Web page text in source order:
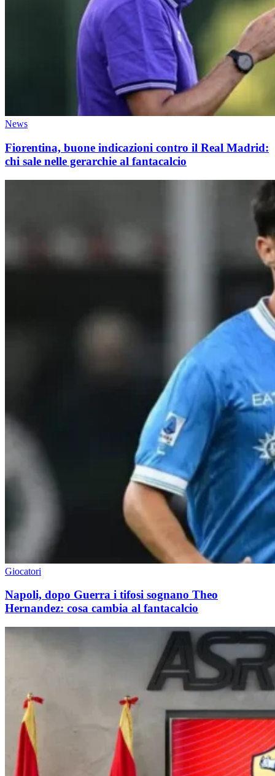
News
Fiorentina, buone indicazioni contro il Real Madrid:
chi sale nelle gerarchie al fantacalcio
Giocatori
Napoli, dopo Guerra i tifosi sognano Theo
Hernandez: cosa cambia al fantacalcio